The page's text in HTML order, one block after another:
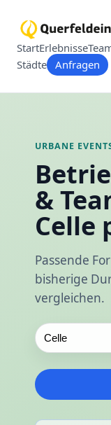
StartErlebnisse
Städte Anfragen
URBANE
&
Celle
Passende
bisherige
vergleichen.